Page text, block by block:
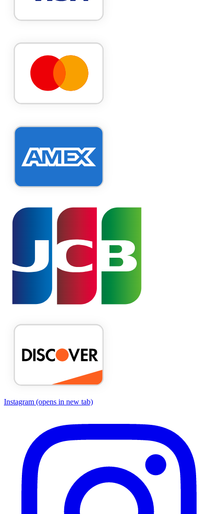
Instagram (opens in new tab)